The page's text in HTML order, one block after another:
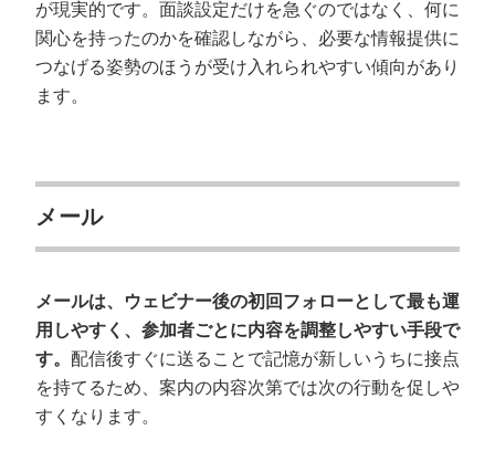
が現実的です。面談設定だけを急ぐのではなく、何に
関心を持ったのかを確認しながら、必要な情報提供に
つなげる姿勢のほうが受け入れられやすい傾向があり
ます。
メール
メールは、ウェビナー後の初回フォローとして最も運
用しやすく、参加者ごとに内容を調整しやすい手段で
す。 配信後すぐに送ることで記憶が新しいうちに接点
を持てるため、案内の内容次第では次の行動を促しや
すくなります。